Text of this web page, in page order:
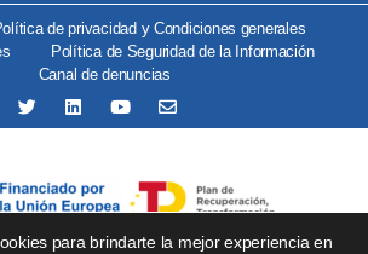
de privacidad y Condiciones generales
Política de Seguridad de la Información
Canal de denuncias
para brindarte la mejor experiencia en